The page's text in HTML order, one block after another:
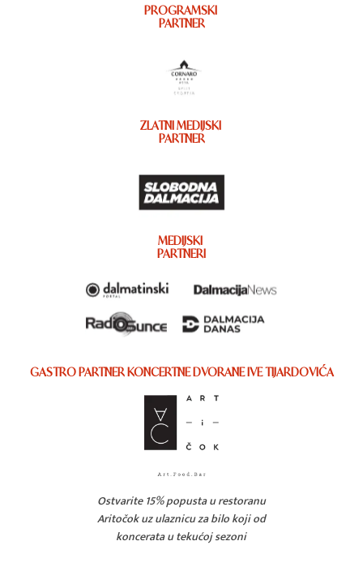
PROGRAMSKI
PARTNER
ZLATNI MEDIJSKI
PARTNER
MEDIJSKI
PARTNERI
GASTRO PARTNER KONCERTNE DVORANE IVE TIJARDOVIĆA
Ostvarite 15% popusta u restoranu
Aritočok uz ulaznicu za bilo koji od
koncerata u tekućoj sezoni